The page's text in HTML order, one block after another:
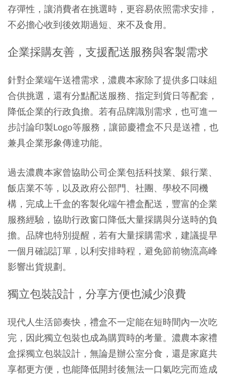
存彈性，讓消費者在挑選時，更容易依照需求安排，
不必擔心收到後效期過短、來不及食用。
企業採購友善，支援配送服務與客製需求
針對企業端午送禮需求，濃農本家除了提供多口味組
合供挑選，還有分點配送服務、指定到貨日等配套，
降低企業的行政負擔。若有品牌識別需求，也可進一
步討論印製Logo等服務，讓節慶禮盒不只是送禮，也
兼具企業形象傳達功能。
過去濃農本家曾協助公司企業包括科技業、銀行業、
飯店業不等，以及政府公部門、社團、學校不同機
構，完成上千盒的客製化端午禮盒配送，豐富的企業
服務經驗，協助行政窗口降低大量採購與分送時的負
擔。品牌也特別提醒，若有大量採購需求，建議提早
一個月確認訂單，以利安排時程，避免節前物流高峰
影響出貨規劃。
獨立包裝設計，分享方便也減少浪費
現代人生活節奏快，禮盒不一定能在短時間內一次吃
完，因此獨立包裝也成為購買時的考量。濃農本家禮
盒採獨立包裝設計，無論是辦公室分食，還是家庭共
享都更方便，也能降低開封後無法一口氣吃完而造成